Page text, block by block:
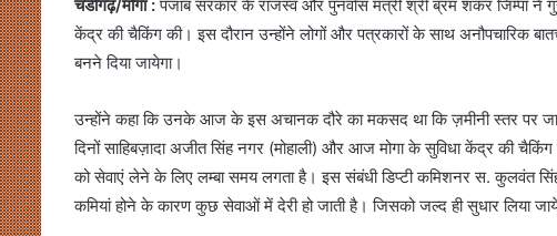
चंडीगढ़/मोगा :पंजाब सरकार के राजस्व और पुनर्वास मंत्री श्री ब्रम शंकर जिम्पा
केंद्र की चैकिंग की। इस दौरान उन्होंने लोगों और पत्रकारों के साथ अनौपचारिक
बनने दिया जायेगा।
उन्होंने कहा कि उनके आज के इस अचानक दौरे का मकसद था कि ज़मीनी स्तर पर
दिनों साहिबज़ादा अजीत सिंह नगर (मोहाली) और आज मोगा के सुविधा केंद्र की
को सेवाएं लेने के लिए लम्बा समय लगता है। इस संबंधी डिप्टी कमिशनर स. कुलवंत
कमियां होने के कारण कुछ सेवाओं में देरी हो जाती है। जिसको जल्द ही सुधार लिया